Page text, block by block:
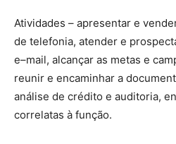
Atividades – apresentar e
de telefonia, atender e
e–mail, alcançar as metas e
reunir e encaminhar a
análise de crédito e auditoria,
correlatas à função.